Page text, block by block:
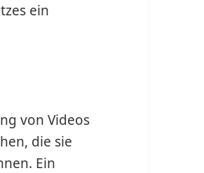
ein
von Videos
die sie
Ein